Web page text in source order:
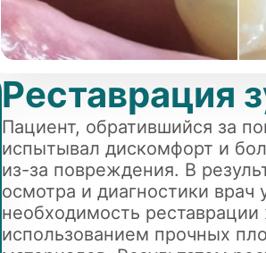
Реставрация
Пациент, обратившийся за
испытывал дискомфорт и
из-за повреждения. В
осмотра и диагностики врач
необходимость
использованием прочных